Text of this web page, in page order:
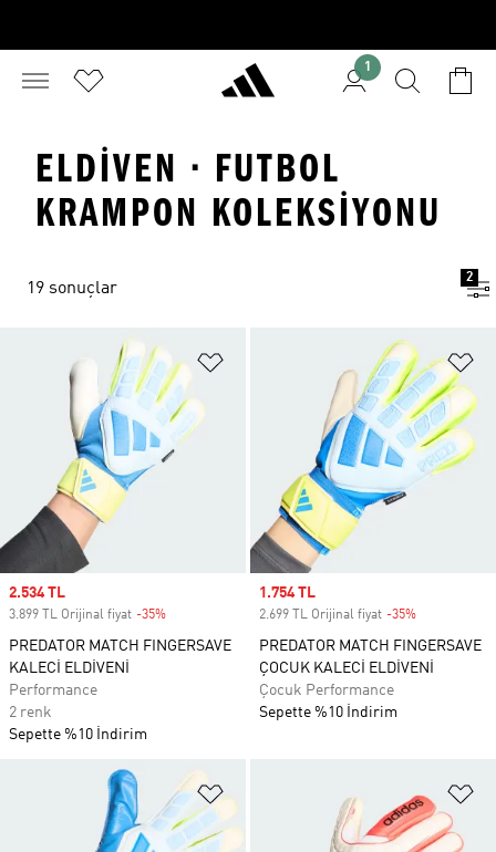
1
ELDIVEN · FUTBOL
KRAMPON KOLEKSIYONU
19 sonuçlar
2
Favori Listesine Ekle
Sale price
2.534 TL
3.899 TL Orijinal fiyat -35%
PREDATOR MATCH FINGERSAVE
KALECİ ELDİVENİ
Performance
2 renk
Sepette %10 İndirim
Sale price
1.754 TL
2.699 TL Orijinal fiyat -35%
PREDATOR MATCH FINGERSAVE
ÇOCUK KALECİ ELDİVENİ
Çocuk Performance
Sepette %10 İndirim